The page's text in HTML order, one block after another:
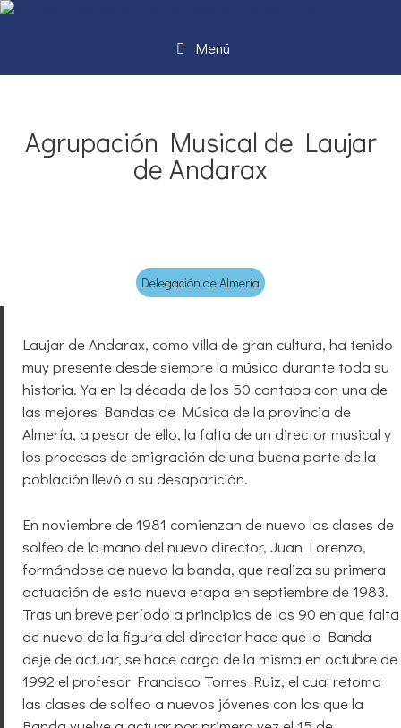
Menú
Agrupación Musical de Laujar
de Andarax
Delegación de Almería
Laujar de Andarax, como villa de gran cultura, ha tenido
muy presente desde siempre la música durante toda su
historia. Ya en la década de los 50 contaba con una de
las mejores Bandas de Música de la provincia de
Almería, a pesar de ello, la falta de un director musical y
los procesos de emigración de una buena parte de la
población llevó a su desaparición.
En noviembre de 1981 comienzan de nuevo las clases de
solfeo de la mano del nuevo director, Juan Lorenzo,
formándose de nuevo la banda, que realiza su primera
actuación de esta nueva etapa en septiembre de 1983.
Tras un breve período a principios de los 90 en que falta
de nuevo de la figura del director hace que la Banda
deje de actuar, se hace cargo de la misma en octubre de
1992 el profesor Francisco Torres Ruiz, el cual retoma
las clases de solfeo a nuevos jóvenes con los que la